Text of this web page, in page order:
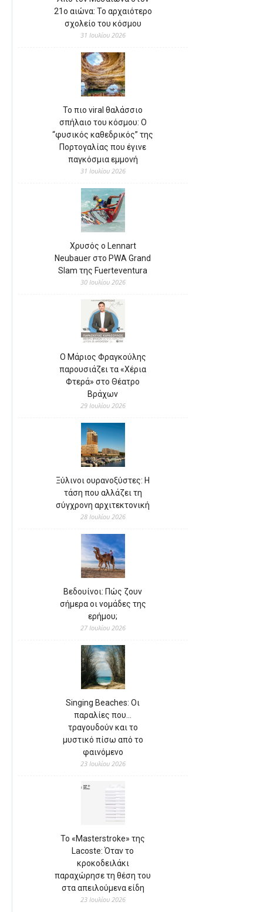
21ο αιώνα: Το αρχαιότερο
σχολείο του κόσμου
31 Ιουλίου 2026
Το πιο viral θαλάσσιο
σπήλαιο του κόσμου: Ο
“φυσικός καθεδρικός” της
Πορτογαλίας που έγινε
παγκόσμια εμμονή
31 Ιουλίου 2026
Χρυσός ο Lennart
Neubauer στο PWA Grand
Slam της Fuerteventura
30 Ιουλίου 2026
Ο Μάριος Φραγκούλης
παρουσιάζει τα «Χέρια
Φτερά» στο Θέατρο
Βράχων
29 Ιουλίου 2026
Ξύλινοι ουρανοξύστες: Η
τάση που αλλάζει τη
σύγχρονη αρχιτεκτονική
28 Ιουλίου 2026
Βεδουίνοι: Πώς ζουν
σήμερα οι νομάδες της
ερήμου;
27 Ιουλίου 2026
Singing Beaches: Οι
παραλίες που…
τραγουδούν και το
μυστικό πίσω από το
φαινόμενο
23 Ιουλίου 2026
Το «Masterstroke» της
Lacoste: Όταν το
κροκοδειλάκι
παραχώρησε τη θέση του
στα απειλούμενα είδη
23 Ιουλίου 2026